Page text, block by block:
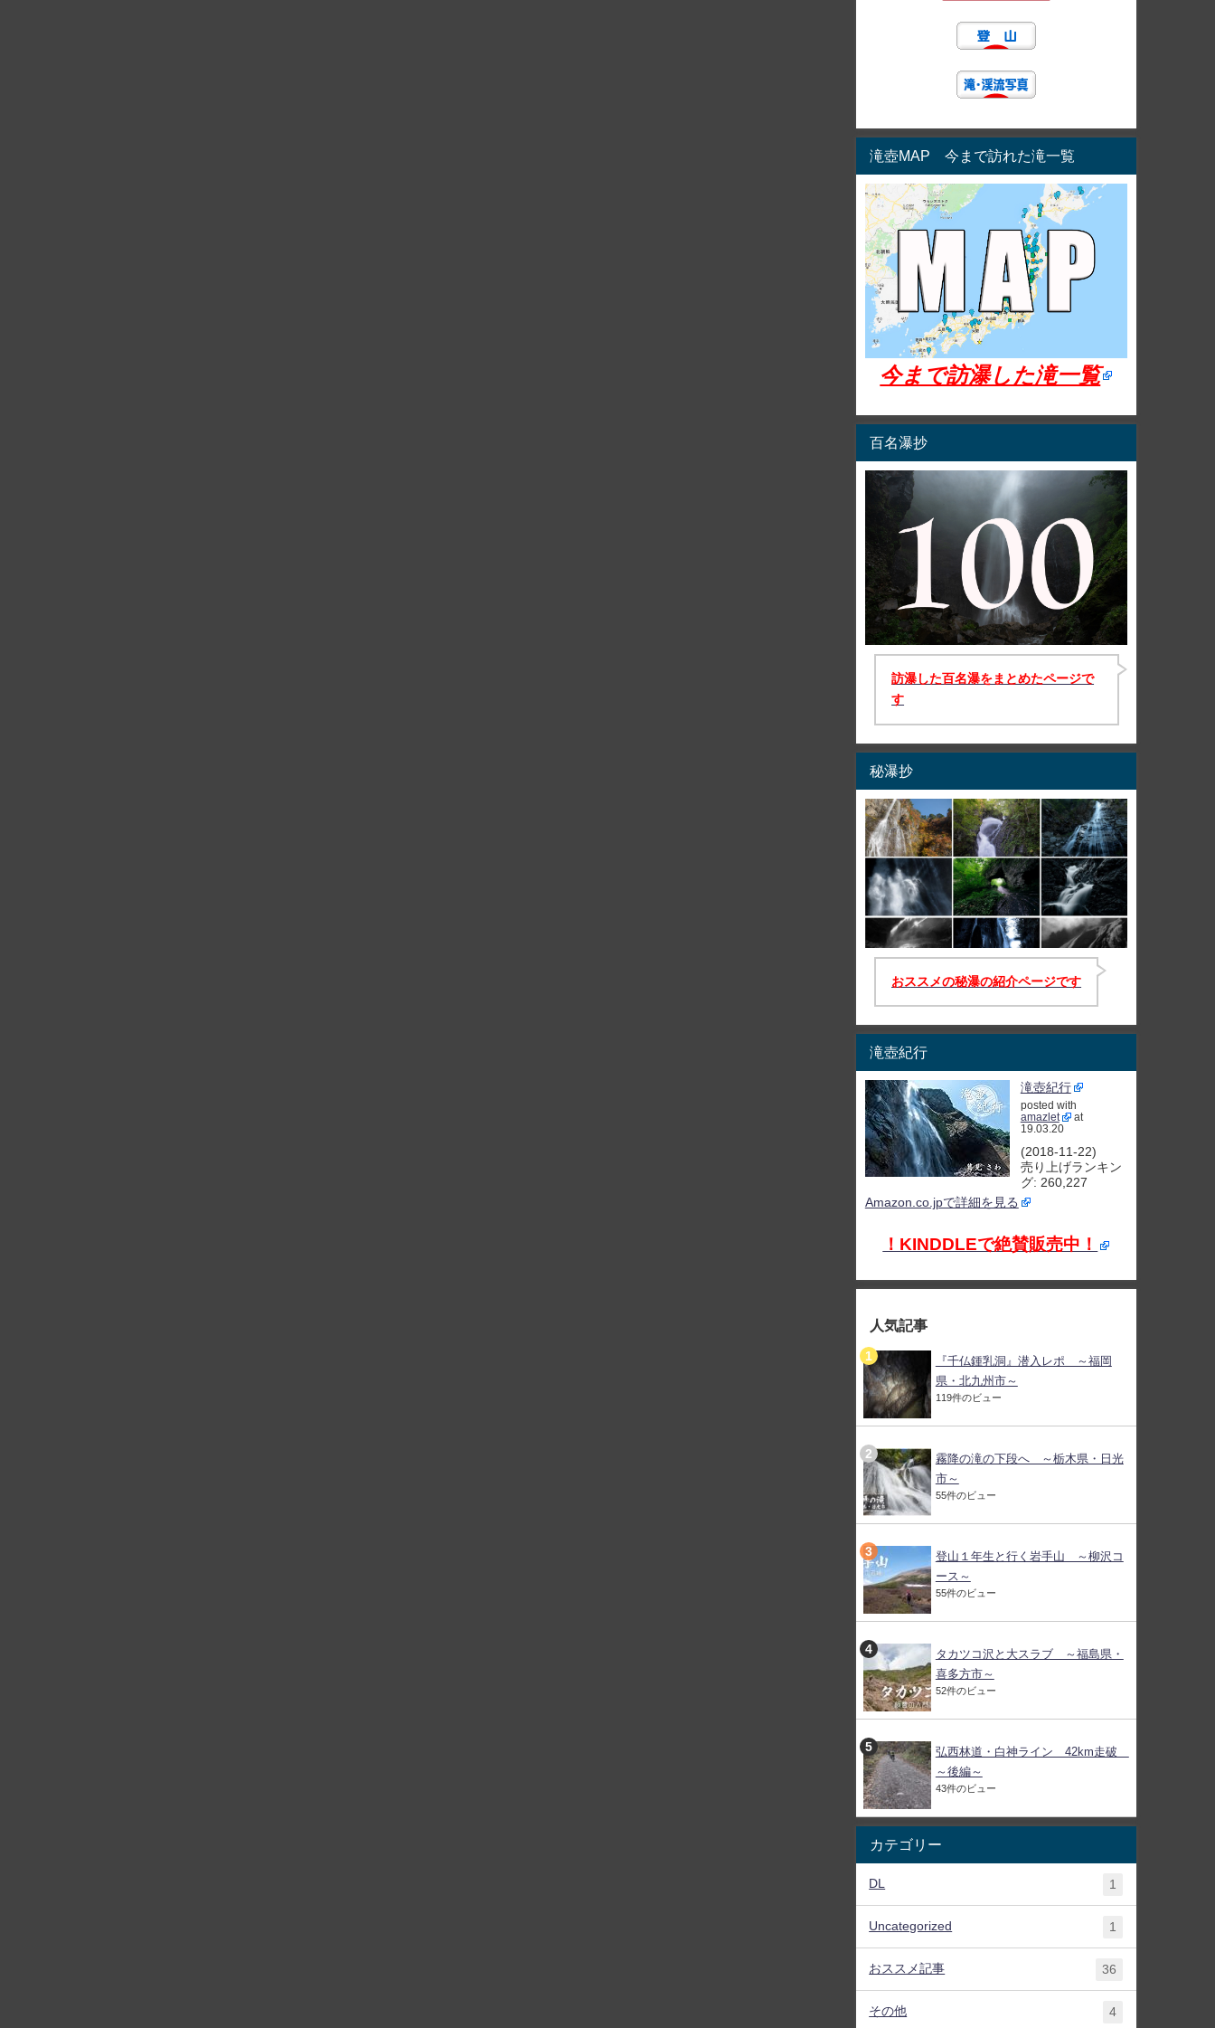
滝壺MAP 今まで訪れた滝一覧
今まで訪瀑した滝一覧
百名瀑抄
訪瀑した百名瀑をまとめたページで
す
秘瀑抄
おススメの秘瀑の紹介ページです
滝壺紀行
滝壺紀行
posted with
amazlet
at
19.03.20
(2018-11-22)
売り上げランキン
グ: 260,227
Amazon.co.jpで詳細を見る
！KINDDLEで絶賛販売中！
人気記事
『千仏鍾乳洞』潜入レポ ～福岡
県・北九州市～
119件のビュー
霧降の滝の下段へ ～栃木県・日光
市～
55件のビュー
登山１年生と行く岩手山 ～柳沢コ
ース～
55件のビュー
タカツコ沢と大スラブ ～福島県・
喜多方市～
52件のビュー
弘西林道・白神ライン 42km走破
～後編～
43件のビュー
カテゴリー
DL 1
Uncategorized 1
おススメ記事 36
その他 4